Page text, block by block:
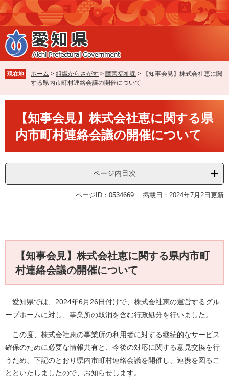
ペ
ー
ジ
の
先
で
す
メ
ニ
ュ
ー
を
ば
し
本
現在地 ホーム > 組織からさがす > 障害福祉課 >
【知事会見】株式会社恵に関
する県内市町村連絡会議の開催について
【知事会見】株式会社恵に関する県
内市町村連絡会議の開催について
ページ内目次
ページID：0534669 掲載日：2024年7月2日更新
【知事会見】株式会社恵に関する県内市町
村連絡会議の開催について
愛知県では、2024年6月26日付けで、株式会社恵の運営するグル
ープホームに対し、事業所の取消を含む行政処分を行いました。
この度、株式会社恵の事業所の利用者に対する継続的なサービス
確保のために必要な情報共有と、今後の対応に関する意見交換を行
うため、下記のとおり県内市町村連絡会議を開催し、連携を図るこ
とといたしましたので、お知らせします。